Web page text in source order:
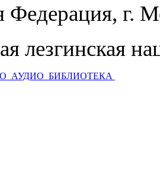
Федерация, г.
лезгинская
АУДИО БИБЛИОТЕКА